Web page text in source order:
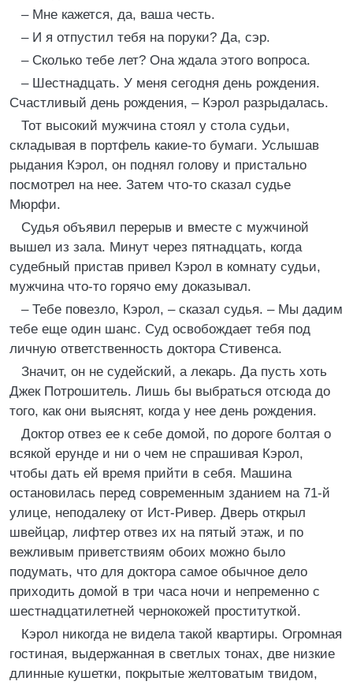
– Мне кажется, да, ваша честь.
– И я отпустил тебя на поруки? Да, сэр.
– Сколько тебе лет? Она ждала этого вопроса.
– Шестнадцать. У меня сегодня день рождения.
Счастливый день рождения, – Кэрол разрыдалась.
Тот высокий мужчина стоял у стола судьи,
складывая в портфель какие-то бумаги. Услышав
рыдания Кэрол, он поднял голову и пристально
посмотрел на нее. Затем что-то сказал судье
Мюрфи.
Судья объявил перерыв и вместе с мужчиной
вышел из зала. Минут через пятнадцать, когда
судебный пристав привел Кэрол в комнату судьи,
мужчина что-то горячо ему доказывал.
– Тебе повезло, Кэрол, – сказал судья. – Мы дадим
тебе еще один шанс. Суд освобождает тебя под
личную ответственность доктора Стивенса.
Значит, он не судейский, а лекарь. Да пусть хоть
Джек Потрошитель. Лишь бы выбраться отсюда до
того, как они выяснят, когда у нее день рождения.
Доктор отвез ее к себе домой, по дороге болтая о
всякой ерунде и ни о чем не спрашивая Кэрол,
чтобы дать ей время прийти в себя. Машина
остановилась перед современным зданием на 71-й
улице, неподалеку от Ист-Ривер. Дверь открыл
швейцар, лифтер отвез их на пятый этаж, и по
вежливым приветствиям обоих можно было
подумать, что для доктора самое обычное дело
приходить домой в три часа ночи и непременно с
шестнадцатилетней чернокожей проституткой.
Кэрол никогда не видела такой квартиры. Огромная
гостиная, выдержанная в светлых тонах, две низкие
длинные кушетки, покрытые желтоватым твидом,